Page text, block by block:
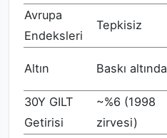
Avrupa
Endeksleri
Tepkisiz
Altın Baskı altında
30Y GILT
Getirisi
~%6 (1998
zirvesi)